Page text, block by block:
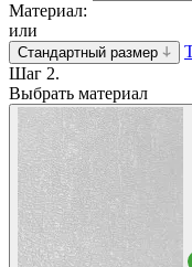
Материал:
или
Стандартный размер
Шаг 2.
Выбрать материал